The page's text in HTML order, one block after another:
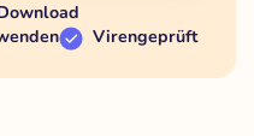
Virengeprüft